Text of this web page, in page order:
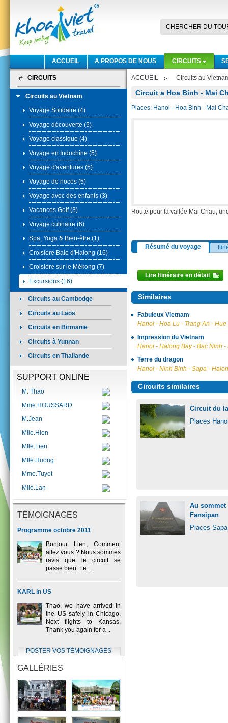
CHERCHER DU
CIRCUITS
A PROPOS DE NOUS
ACCUEIL
CIRCUITS
Circuits au Vietnam
Voyage Solidaire (4)
Voyage découverte (5)
Voyage classique (4)
Voyage en Indochine (5)
Voyage d'aventures (5)
Voyage de noces (5)
Voyage avec des enfants (3)
Vacances Golf (3)
Voyage culinaire (6)
Spa, Yoga & Bien-être (1)
Croisière Baie d'Halong (16)
Croisière sur le Mékong (7)
Excursions (16)
Circuits au Cambodge
Circuits au Laos
Circuits en Birmanie
Circuits à Yunnan
Circuits en Thailande
SUPPORT ONLINE
M. Thao
Mme.HOUSSARD
M.Jean
Mlle.Hien
Mlle.Lien
Mlle.Huong
Mme.Tuyet
Mlle.Lan
TÉMOIGNAGES
Programme octobre 2011
Bonjour Lien, Comment
allez vous ? Nous sommes
ravis que le circuit se
passe bien. Le ..
KARL in US
Thao, we have arrived in
the US safely in Chicago.
Next flights to Kansas.
Thank you again for a ..
POSTER VOS TÉMOIGNAGES
GALLÉRIES
ACCUEIL Circuits au
Circuit a Hoa Binh - Mai
Places: Hanoi - Hoa Binh - Mai
Route pour la vallée Mai Chau,
Résumé du voyage
Lire Itinéraire en détail
Similaires
Fabuleux Vietnam
Hanoi - Hoa Lu - Trang An -
Impression du Vietnam
Hanoi - Halong Bay - Bac Ninh
Terre du dragon
Hanoi - Ninh Binh - Sapa -
Circuits similaires
Circuit du
Places
Au sommet
Fansipan
Places